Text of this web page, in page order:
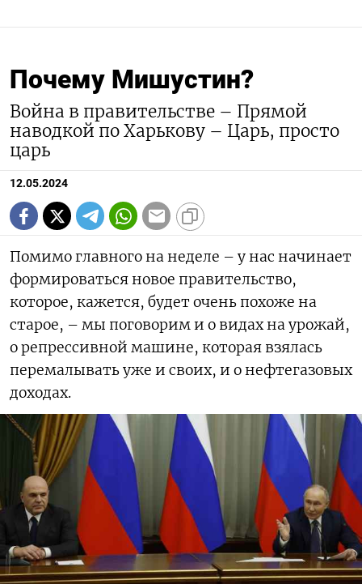
Почему Мишустин?
Война в правительстве – Прямой
наводкой по Харькову – Царь, просто
царь
12.05.2024
Помимо главного на неделе – у нас начинает
формироваться новое правительство,
которое, кажется, будет очень похоже на
старое, – мы поговорим и о видах на урожай,
о репрессивной машине, которая взялась
перемалывать уже и своих, и о нефтегазовых
доходах.